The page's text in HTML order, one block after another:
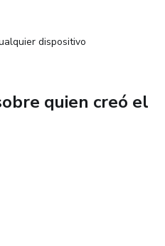
dispositivo
quien creó el